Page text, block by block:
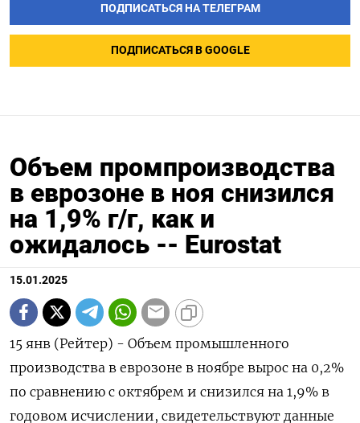
ПОДПИСАТЬСЯ НА ТЕЛЕГРАМ
ПОДПИСАТЬСЯ В GOOGLE
Объем промпроизводства
в еврозоне в ноя снизился
на 1,9% г/г, как и
ожидалось -- Еurostat
15.01.2025
15 янв (Рейтер) - Объем промышленного
производства в еврозоне в ноябре вырос на 0,2%
по сравнению с октябрем и снизился на 1,9% в
годовом исчислении, свидетельствуют данные